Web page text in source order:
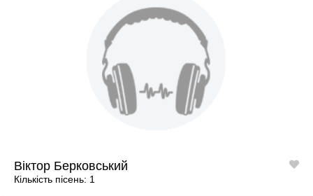
Віктор Берковський
Кількість пісень: 1